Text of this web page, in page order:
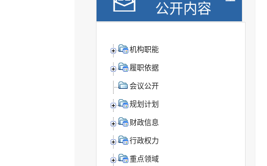
公开内容
机构职能
履职依据
会议公开
规划计划
财政信息
行政权力
重点领域